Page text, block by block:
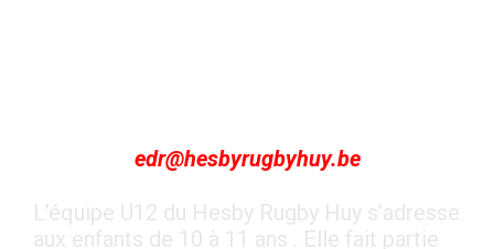
edr@hesbyrugbyhuy.be
L’équipe U12 du Hesby Rugby Huy s’adresse
aux enfants de 10 à 11 ans . Elle fait partie